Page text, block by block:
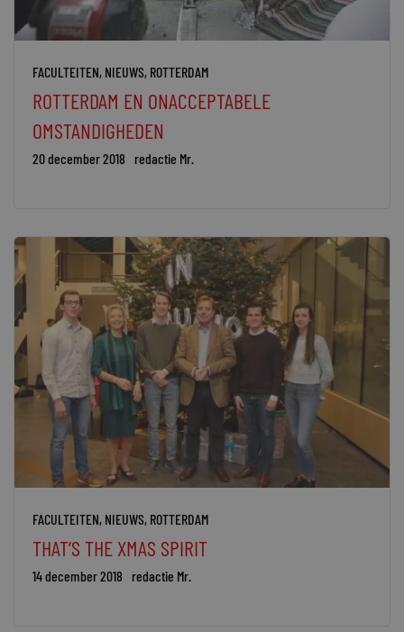
FACULTEITEN, NIEUWS, ROTTERDAM
ROTTERDAM EN ONACCEPTABELE
OMSTANDIGHEDEN
20 december 2018 redactie Mr.
FACULTEITEN, NIEUWS, ROTTERDAM
THAT’S THE XMAS SPIRIT
14 december 2018 redactie Mr.